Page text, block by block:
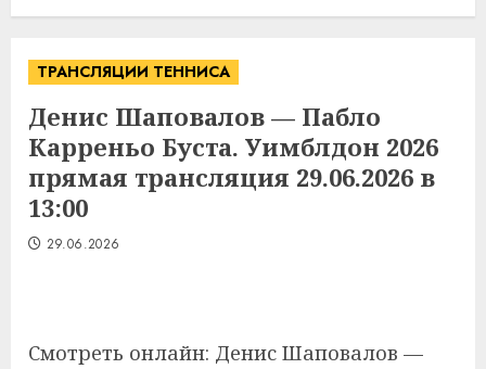
ТРАНСЛЯЦИИ ТЕННИСА
Денис Шаповалов — Пабло
Карреньо Буста. Уимблдон 2026
прямая трансляция 29.06.2026 в
13:00
29.06.2026
Смотреть онлайн: Денис Шаповалов —